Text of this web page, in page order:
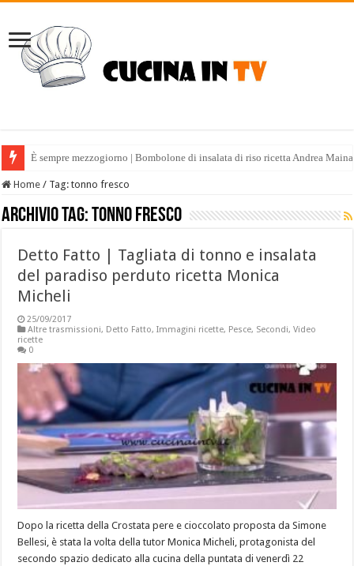
È sempre mezzogiorno | Bombolone di insalata di riso ricetta Andrea
È sempre mezzogiorno | Tabulè estivo ricetta Fabio Potenzano
Home / Tag:tonno fresco
Archivio tag:tonno fresco
Detto Fatto | Tagliata di tonno e insalata
del paradiso perduto ricetta Monica
Micheli
25/09/2017
Altre trasmissioni, Detto Fatto,Immagini ricette, Pesce, Secondi,Video
ricette
0
Dopo la ricetta della Crostata pere e cioccolato proposta da Simone
Bellesi, è stata la volta della tutor Monica Micheli, protagonista del
secondo spazio dedicato alla cucina della puntata di venerdì 22